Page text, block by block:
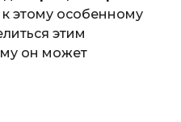
этому особенному
этим
он может